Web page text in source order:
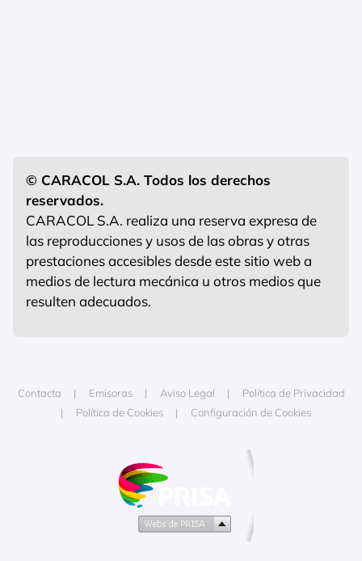
© CARACOL S.A. Todos los derechos
reservados.
CARACOL S.A. realiza una reserva expresa de
las reproducciones y usos de las obras y otras
prestaciones accesibles desde este sitio web a
medios de lectura mecánica u otros medios que
resulten adecuados.
Contacta Emisoras Aviso Legal
Política de Privacidad
Política de Cookies
Configuración de Cookies